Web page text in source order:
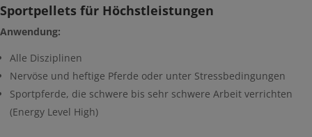
Sportpellets für Höchstleistungen
Anwendung:
Alle Disziplinen
Nervöse und heftige Pferde oder unter Stressbedingungen
Sportpferde, die schwere bis sehr schwere Arbeit verrichten
(Energy Level High)